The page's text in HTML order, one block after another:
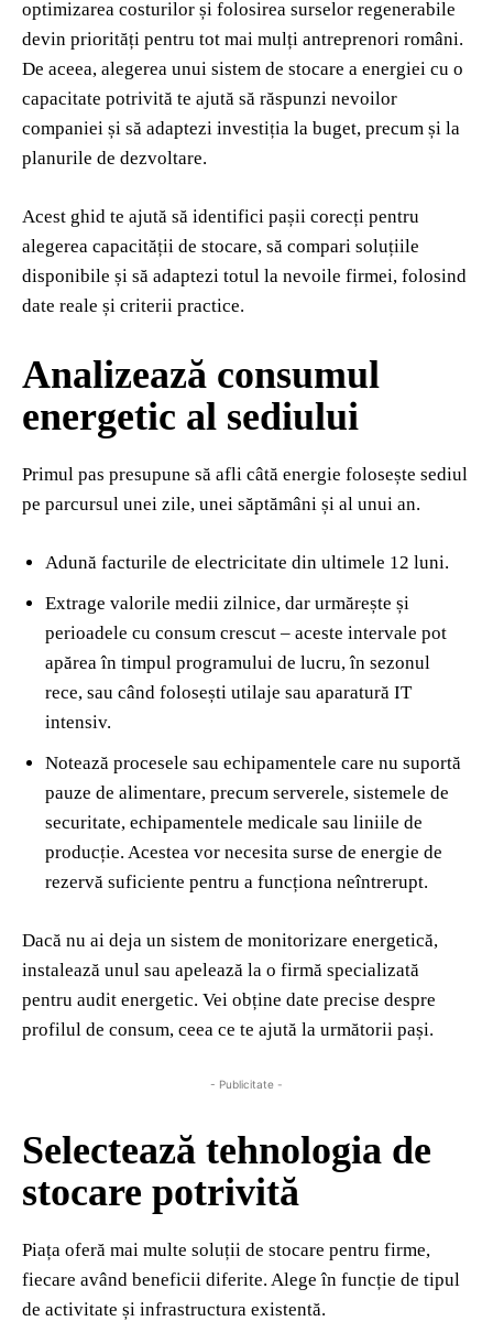
optimizarea costurilor și folosirea surselor regenerabile
devin priorități pentru tot mai mulți antreprenori români.
De aceea, alegerea unui sistem de stocare a energiei cu o
capacitate potrivită te ajută să răspunzi nevoilor
companiei și să adaptezi investiția la buget, precum și la
planurile de dezvoltare.
Acest ghid te ajută să identifici pașii corecți pentru
alegerea capacității de stocare, să compari soluțiile
disponibile și să adaptezi totul la nevoile firmei, folosind
date reale și criterii practice.
Analizează consumul
energetic al sediului
Primul pas presupune să afli câtă energie folosește sediul
pe parcursul unei zile, unei săptămâni și al unui an.
Adună facturile de electricitate din ultimele 12 luni.
Extrage valorile medii zilnice, dar urmărește și
perioadele cu consum crescut – aceste intervale pot
apărea în timpul programului de lucru, în sezonul
rece, sau când folosești utilaje sau aparatură IT
intensiv.
Notează procesele sau echipamentele care nu suportă
pauze de alimentare, precum serverele, sistemele de
securitate, echipamentele medicale sau liniile de
producție. Acestea vor necesita surse de energie de
rezervă suficiente pentru a funcționa neîntrerupt.
Dacă nu ai deja un sistem de monitorizare energetică,
instalează unul sau apelează la o firmă specializată
pentru audit energetic. Vei obține date precise despre
profilul de consum, ceea ce te ajută la următorii pași.
- Publicitate -
Selectează tehnologia de
stocare potrivită
Piața oferă mai multe soluții de stocare pentru firme,
fiecare având beneficii diferite. Alege în funcție de tipul
de activitate și infrastructura existentă.